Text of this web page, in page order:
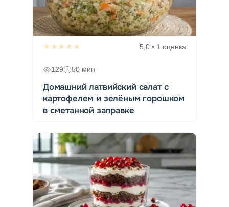
★★★★★ 5,0 • 1 оценка
129 50 мин
Домашний латвийский салат с
картофелем и зелёным горошком
в сметанной заправке